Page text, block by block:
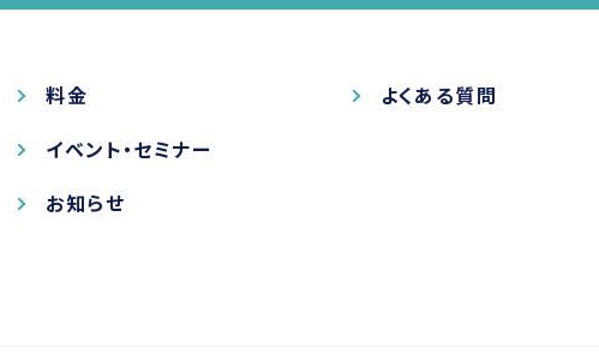
料金
イベント・セミナー
お知らせ
よくある質問